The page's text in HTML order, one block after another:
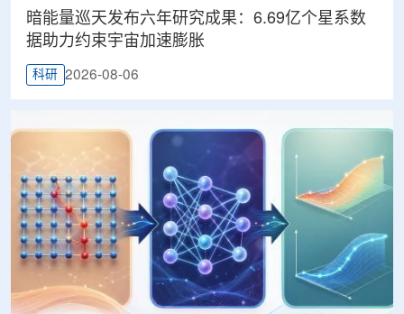
暗能量巡天发布六年研究成果：6.69亿个星系数
据助力约束宇宙加速膨胀
科研 2026-08-06